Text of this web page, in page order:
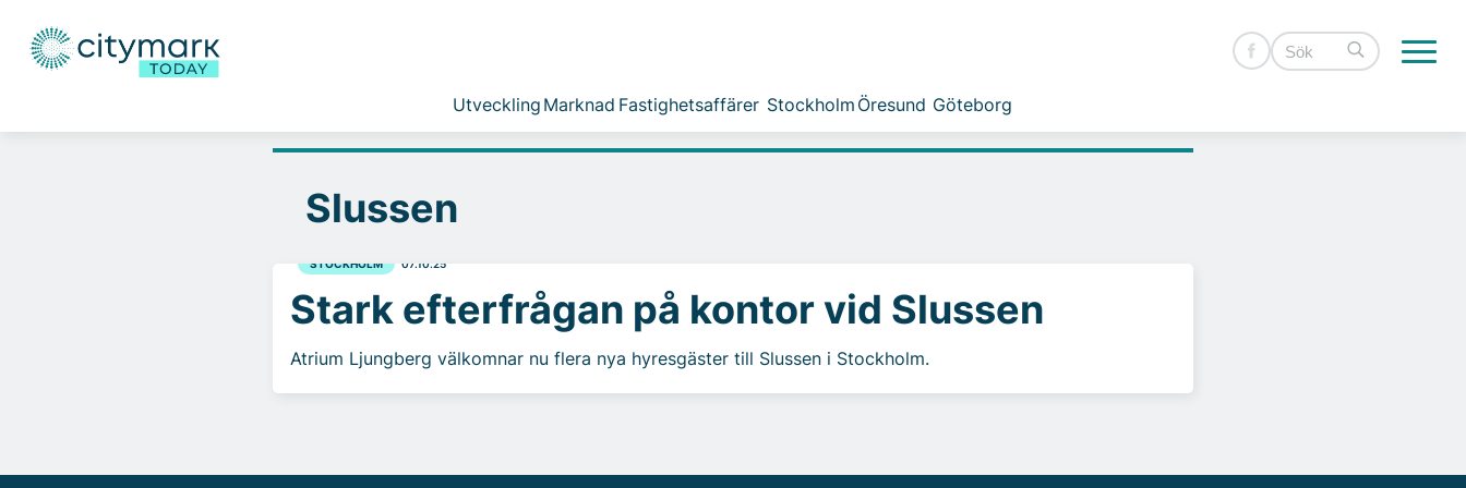
Utveckling Marknad Fastighetsaffärer Stockholm Öresund Göteborg
Slussen
STOCKHOLM 07.10.25
Stark efterfrågan på kontor vid Slussen
Atrium Ljungberg välkomnar nu flera nya hyresgäster till Slussen i Stockholm.